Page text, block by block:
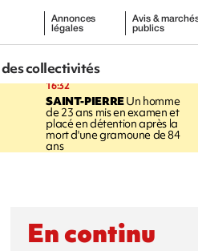
Annonces
légales
Avis &
publics
des collectivités
16:32
SAINT-PIERREUn homme
de 23 ans mis en examen et
placé en détention après la
mort d'une gramoune de 84
ans
En continu